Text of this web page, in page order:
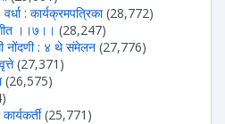
: कार्यक्रमपत्रिका (28,772)
।।७।। (28,247)
नोंदणी : ४ थे संमेलन (27,776)
(27,371)
(26,575)
(25,771)